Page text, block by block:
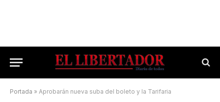
Portada » Aprobarán nueva suba del boleto y la Tarifaria